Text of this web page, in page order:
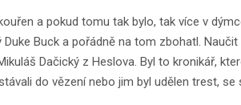
a pokud tomu tak bylo, tak více v
Buck a pořádně na tom zbohatl.
Dačický z Heslova. Byl to kronikář,
do vězení nebo jim byl udělen trest, se